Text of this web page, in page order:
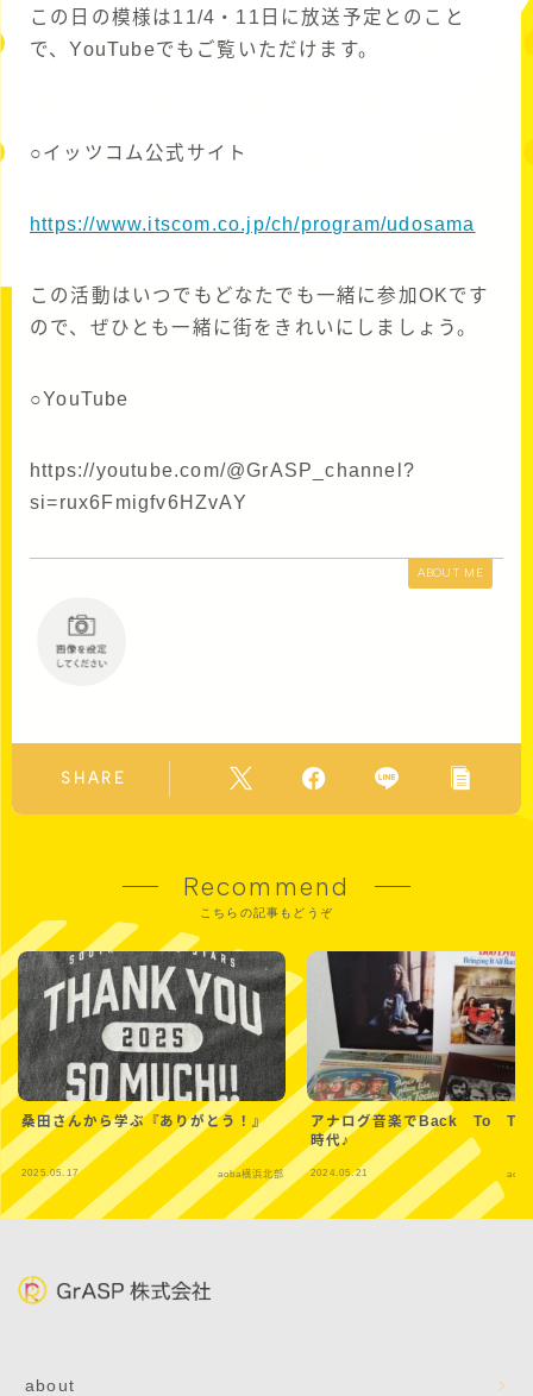
この日の模様は11/4・11日に放送予定とのこと
で、YouTubeでもご覧いただけます。
○イッツコム公式サイト
https://www.itscom.co.jp/ch/program/udosama
この活動はいつでもどなたでも一緒に参加OKです
ので、ぜひとも一緒に街をきれいにしましょう。
○YouTube
https://youtube.com/@GrASP_channel?
si=rux6Fmigfv6HZvAY
ABOUT ME
SHARE
Recommend
こちらの記事もどうぞ
桑田さんから学ぶ『ありがとう！』
2025.05.17 aoba横浜北部
アナログ音楽でBack To
時代♪
2024.05.21 aoba
about